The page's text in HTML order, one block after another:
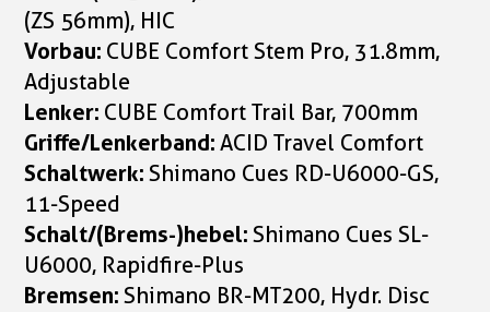
(ZS 56mm), HIC
Vorbau: CUBE Comfort Stem Pro, 31.8mm,
Adjustable
Lenker: CUBE Comfort Trail Bar, 700mm
Griffe/Lenkerband:ACID Travel Comfort
Schaltwerk:Shimano Cues RD-U6000-GS,
11-Speed
Schalt/(Brems-)hebel:Shimano Cues SL-
U6000, Rapidfire-Plus
Bremsen:Shimano BR-MT200, Hydr. Disc